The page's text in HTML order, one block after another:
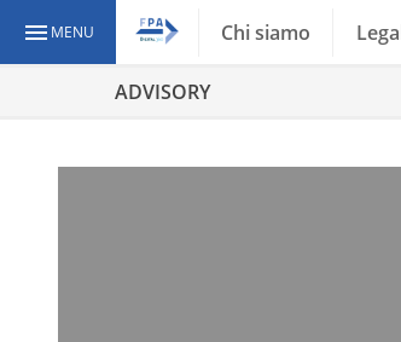
MENU Chi siamo
ADVISORY